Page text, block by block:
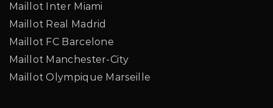
Maillot Inter Miami
Maillot Real Madrid
Maillot FC Barcelone
Maillot Manchester-City
Maillot Olympique Marseille